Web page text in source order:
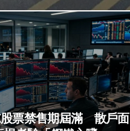
股票禁售期屆滿 散戶面